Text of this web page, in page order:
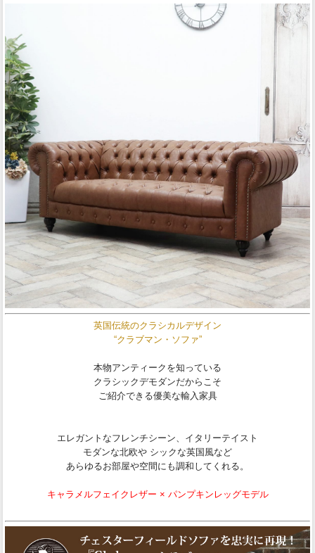
英国伝統のクラシカルデザイン
“クラブマン・ソファ”
本物アンティークを知っている
クラシックデモダンだからこそ
ご紹介できる優美な輸入家具
エレガントなフレンチシーン、イタリーテイスト
モダンな北欧や シックな英国風など
あらゆるお部屋や空間にも調和してくれる。
キャラメルフェイクレザー × パンプキンレッグモデル